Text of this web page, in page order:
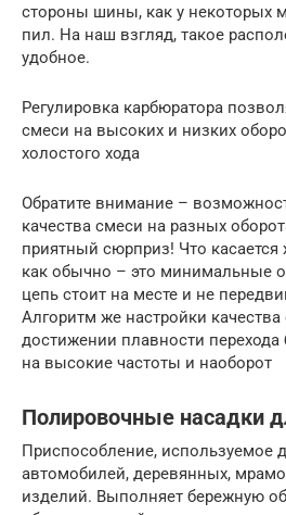
стороны шины, как у некоторых
пил. На наш взгляд, такое
удобное.
Регулировка карбюратора
смеси на высоких и низких
холостого хода
Обратите внимание –
качества смеси на разных
приятный сюрприз! Что касается
как обычно – это минимальные
цепь стоит на месте и не
Алгоритм же настройки
достижении плавности
на высокие частоты и наоборот
Полировочные насадки
Приспособление, используемое
автомобилей, деревянных,
изделий. Выполняет бережную